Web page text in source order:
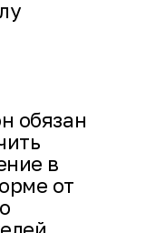
обязан
в
от